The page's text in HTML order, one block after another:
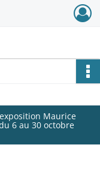
Maurice
6 au 30 octobre